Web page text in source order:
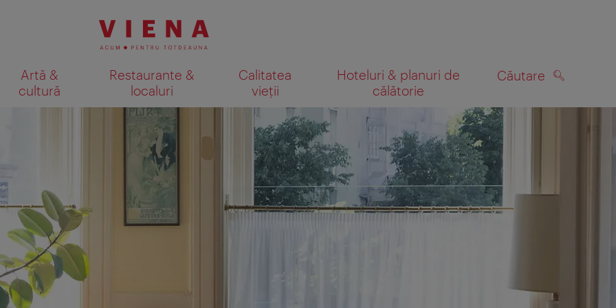
Artă &
cultură
Restaurante &
localuri
Calitatea
vieții
Hoteluri & planuri de
călătorie
Căutare
Afişare rezultate căutare pe hartă CĂUTARE